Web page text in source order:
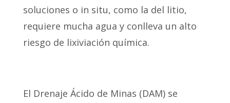
soluciones o in situ, como la del litio,
requiere mucha agua y conlleva un alto
riesgo de lixiviación química.
El Drenaje Ácido de Minas (DAM) se